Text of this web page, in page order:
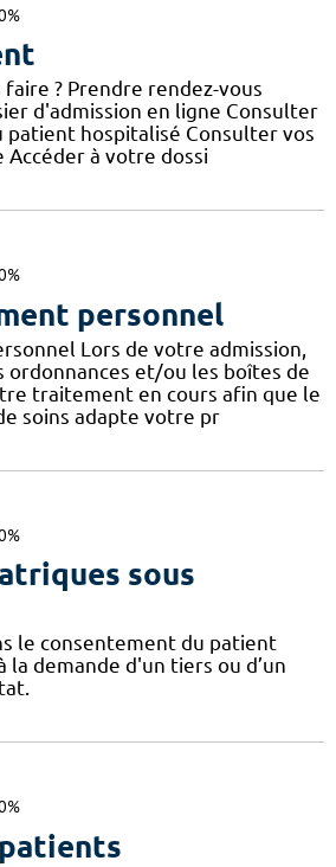
? Prendre rendez-vous
d'admission en ligne Consulter
patient hospitalisé Consulter vos
à votre dossi
personnel
Lors de votre admission,
ordonnances et/ou les boîtes de
traitement en cours afin que le
soins adapte votre pr
sous
le consentement du patient
demande d'un tiers ou d’un